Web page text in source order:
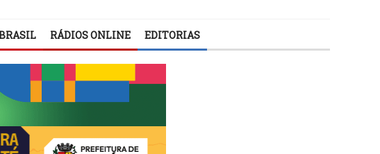
RÁDIOS ONLINE EDITORIAS